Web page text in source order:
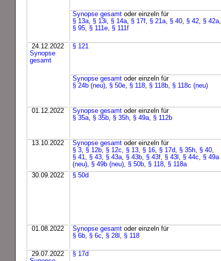
Synopse gesamt oder einzeln für
§ 13a, § 13i, § 14a, § 17f, § 21a, § 40, § 42, § 42a,
§ 95, § 111e, § 111f
24.12.2022
Synopse
gesamt
§ 121
Synopse gesamt oder einzeln für
§ 24b (neu), § 50e, § 118, § 118b, § 118c (neu)
01.12.2022
Synopse gesamt oder einzeln für
§ 35a, § 35b, § 35h, § 49a, § 112b
13.10.2022
Synopse gesamt oder einzeln für
§ 3, § 12b, § 12c, § 13, § 16, § 17d, § 35h, § 40,
§ 41, § 43, § 43a, § 43b, § 43f, § 43l , § 44c, § 49a
(neu), § 49b (neu), § 50b, § 118, § 118a
30.09.2022
§ 50d
01.08.2022
Synopse gesamt oder einzeln für
§ 6b, § 6c, § 28l , § 118
29.07.2022
§ 17d